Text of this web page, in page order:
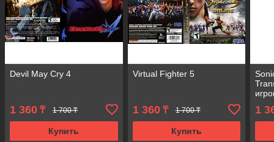
Devil May Cry 4
1 360 ₸ 1 700 ₸
Купить
Virtual Fighter 5
1 360₸ 1 700 ₸
Купить
1